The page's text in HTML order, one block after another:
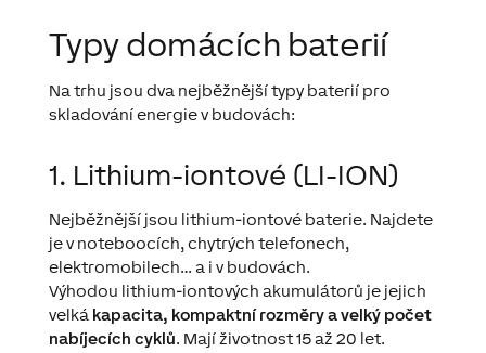
Typy domácích baterií
Na trhu jsou dva nejběžnější typy baterií pro
skladování energie v budovách:
1. Lithium-iontové (LI-ION)
Nejběžnější jsou lithium-iontové baterie. Najdete
je v noteboocích, chytrých telefonech,
elektromobilech… a i v budovách.
Výhodou lithium-iontových akumulátorů je jejich
velká kapacita, kompaktní rozměry a velký počet
nabíjecích cyklů. Mají životnost 15 až 20 let.